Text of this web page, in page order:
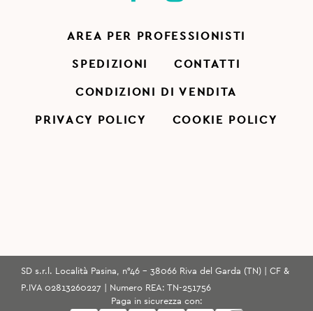
AREA PER PROFESSIONISTI
SPEDIZIONI CONTATTI
CONDIZIONI DI VENDITA
PRIVACY POLICY COOKIE POLICY
SD s.r.l. Località Pasina, n°46 - 38066 Riva del Garda (TN) | CF &
P.IVA 02813260227 | Numero REA: TN-251756
Paga in sicurezza con: